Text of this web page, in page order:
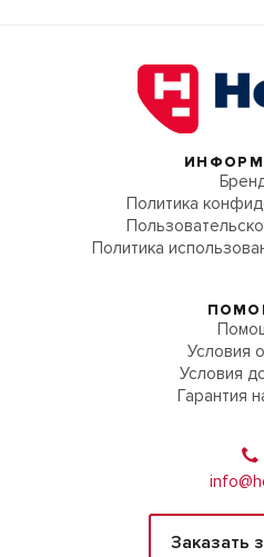
Политика
Политика
Условия
Условия
Гарантия
Заказать